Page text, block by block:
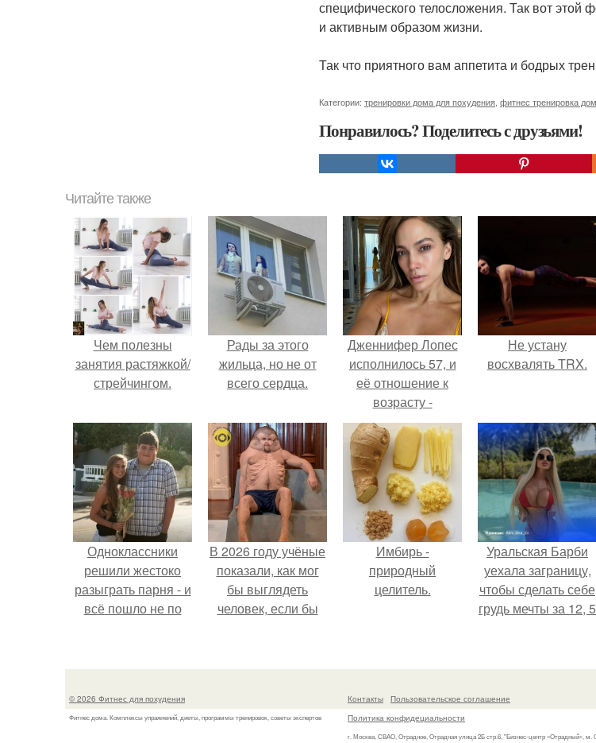
специфического телосложения. Так вот
и активным образом жизни.
Так что приятного вам аппетита и бодрых
Категории: тренировки дома для похудения фитнес тренировка
Понравилось? Поделитесь с друзьями!
Читайте также
Чем полезны
занятия растяжкой/
стрейчингом.
Рады за этого
жильца, но не от
всего сердца.
Дженнифер Лопес
исполнилось 57, и
её отношение к
возрасту -
настоящий
манифест
уверенности: "не
говорите, что я
отлично выгляжу
для 57.
Не устану
восхвалять TRX.
Одноклассники
решили жестоко
разыграть парня - и
всё пошло не по
В 2026 году учёные
показали, как мог
бы выглядеть
человек, если бы
специально для
Имбирь -
природный
целитель.
Уральская Барби
уехала заграницу,
чтобы сделать себе
грудь мечты за 12, 5
© 2026 Фитнес для похудения
Фитнес дома. Комплексы упражнений, диеты, программы тренировок, советы экспертов
Контакты
Пользовательское соглашение
Политика конфидециальности
г. Москва, СВАО, Отрадное, Отрадная улица 2Б стр.6, "Бизнес-центр «Отрадный», м.